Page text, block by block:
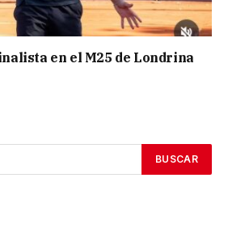
en el M25 de Londrina